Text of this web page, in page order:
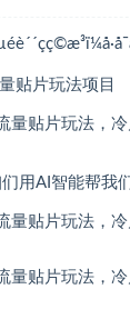
贴片玩法项目
用AI智能帮我